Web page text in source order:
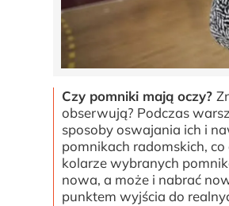
Czy pomniki mają oczy?
obserwują? Podczas
sposoby oswajania ich i
pomnikach radomskich,
kolarze wybranych
nowa, a może i nabrać
punktem wyjścia do